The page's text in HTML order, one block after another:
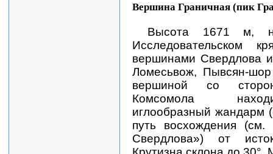
Вершина Граничная (пик
Высота 1671 м,
Исследовательском
вершинами Свердлова
Ломесьвож, Пывсян-
вершиной со
Комсомола
иглообразный жандарм
путь восхождения
Свердлова») от